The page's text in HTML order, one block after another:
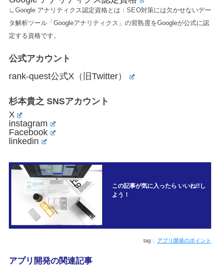
∟Google アナリティクス認定資格とは：SEO対策には欠かせないデー
タ解析ツール「Googleアナリティクス」の習熟度をGoogleが公式に認
定する資格です。
公式アカウント
rank-quest公式X（旧Twitter）
杉本貴之 SNSアカウント
X
instagram
Facebook
linkedin
この記事が気に入ったら いいね!!し
よう！
アプリ開発のポイント
アプリ開発の関連記事